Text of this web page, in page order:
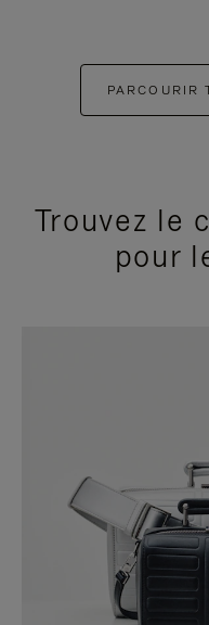
PARCOURIR
Trouvez le
pour